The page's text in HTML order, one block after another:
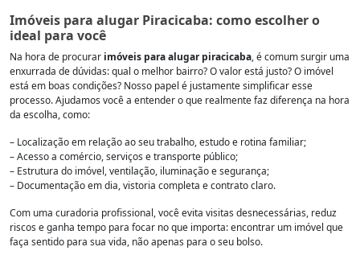
Imóveis para alugar Piracicaba: como escolher o
ideal para você
Na hora de procurar imóveis para alugar piracicaba, é comum surgir uma
enxurrada de dúvidas: qual o melhor bairro? O valor está justo? O imóvel
está em boas condições? Nosso papel é justamente simplificar esse
processo. Ajudamos você a entender o que realmente faz diferença na hora
da escolha, como:
– Localização em relação ao seu trabalho, estudo e rotina familiar;
– Acesso a comércio, serviços e transporte público;
– Estrutura do imóvel, ventilação, iluminação e segurança;
– Documentação em dia, vistoria completa e contrato claro.
Com uma curadoria profissional, você evita visitas desnecessárias, reduz
riscos e ganha tempo para focar no que importa: encontrar um imóvel que
faça sentido para sua vida, não apenas para o seu bolso.